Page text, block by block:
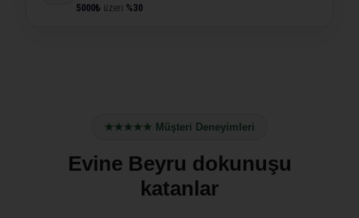
5000₺ üzeri %30
★★★★★ Müşteri Deneyimleri
Evine Beyru dokunuşu
katanlar